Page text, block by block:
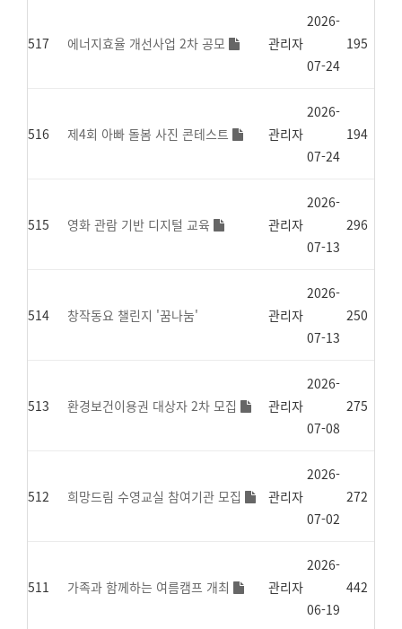
517 에너지효율 개선사업 2차 공모 관리자
2026-
07-24
195
516 제4회 아빠 돌봄 사진 콘테스트 관리자
2026-
07-24
194
515 영화 관람 기반 디지털 교육 관리자
2026-
07-13
296
514 창작동요 챌린지 '꿈나눔' 관리자
2026-
07-13
250
513 환경보건이용권 대상자 2차 모집 관리자
2026-
07-08
275
512 희망드림 수영교실 참여기관 모집 관리자
2026-
07-02
272
511 가족과 함께하는 여름캠프 개최 관리자
2026-
06-19
442